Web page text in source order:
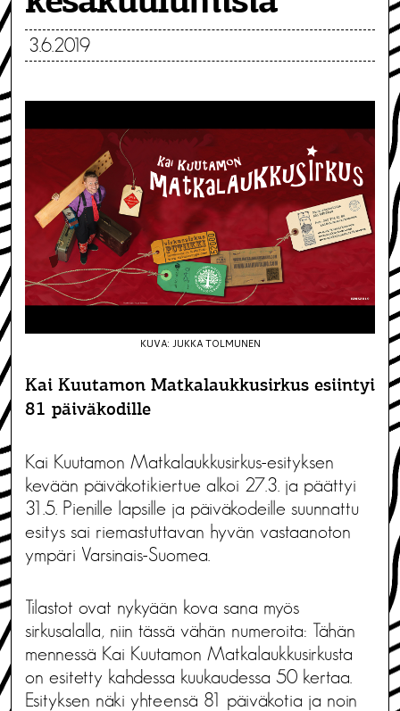
3.6.2019
KUVA: JUKKA TOLMUNEN
Kai Kuutamon Matkalaukkusirkus esiintyi
81 päiväkodille
Kai Kuutamon Matkalaukkusirkus-esityksen
kevään päiväkotikiertue alkoi 27.3. ja päättyi
31.5. Pienille lapsille ja päiväkodeille suunnattu
esitys sai riemastuttavan hyvän vastaanoton
ympäri Varsinais-Suomea.
Tilastot ovat nykyään kova sana myös
sirkusalalla, niin tässä vähän numeroita: Tähän
mennessä Kai Kuutamon Matkalaukkusirkusta
on esitetty kahdessa kuukaudessa 50 kertaa.
Esityksen näki yhteensä 81 päiväkotia ja noin